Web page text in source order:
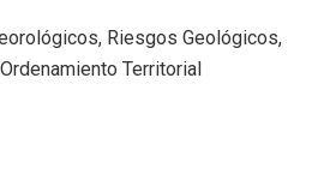
Riesgos Geológicos,
Territorial